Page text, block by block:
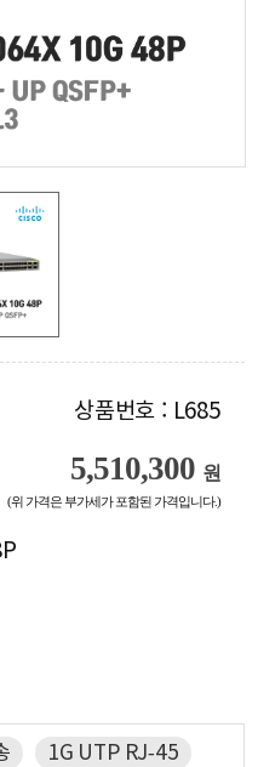
상품번호 : L685
5,510,300 원
(위 가격은 부가세가 포함된 가격입니다.)
1G UTP RJ-45